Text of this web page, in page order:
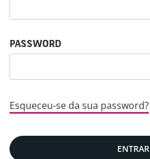
PASSWORD
Esqueceu-se da sua password?
ENTRAR